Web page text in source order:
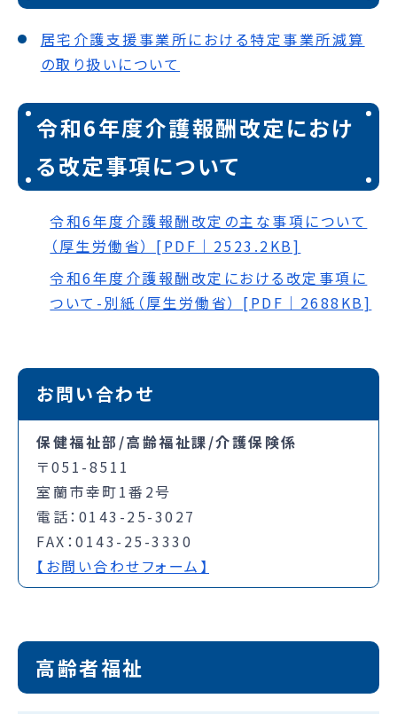
居宅介護支援事業所における特定事業所減算
の取り扱いについて
令和6年度介護報酬改定におけ
る改定事項について
令和6年度介護報酬改定の主な事項について
（厚生労働省） [PDF｜2523.2KB]
令和6年度介護報酬改定における改定事項に
ついて-別紙（厚生労働省） [PDF｜2688KB]
お問い合わせ
保健福祉部/高齢福祉課/介護保険係
〒051-8511
室蘭市幸町1番2号
電話：0143-25-3027
FAX：0143-25-3330
【お問い合わせフォーム】
高齢者福祉